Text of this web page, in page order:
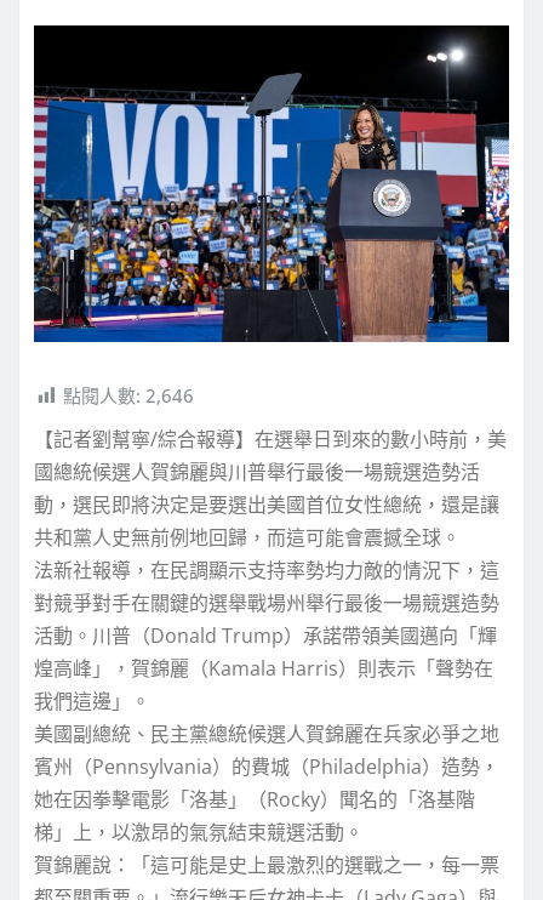
點閱人數: 2,646
【記者劉幫寧/綜合報導】在選舉日到來的數小時前，美
國總統候選人賀錦麗與川普舉行最後一場競選造勢活
動，選民即將決定是要選出美國首位女性總統，還是讓
共和黨人史無前例地回歸，而這可能會震撼全球。
法新社報導，在民調顯示支持率勢均力敵的情況下，這
對競爭對手在關鍵的選舉戰場州舉行最後一場競選造勢
活動。川普（Donald Trump）承諾帶領美國邁向「輝
煌高峰」，賀錦麗（Kamala Harris）則表示「聲勢在
我們這邊」。
美國副總統、民主黨總統候選人賀錦麗在兵家必爭之地
賓州（Pennsylvania）的費城（Philadelphia）造勢，
她在因拳擊電影「洛基」（Rocky）聞名的「洛基階
梯」上，以激昂的氣氛結束競選活動。
賀錦麗說：「這可能是史上最激烈的選戰之一，每一票